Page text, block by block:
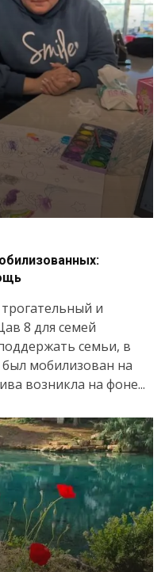
и
8 для семей
семьи, в
мобилизован на
возникла на фоне...